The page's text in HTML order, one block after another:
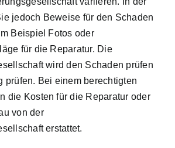
jedoch Beweise für den Schaden
Beispiel Fotos oder
für die Reparatur. Die
wird den Schaden prüfen
prüfen. Bei einem berechtigten
die Kosten für die Reparatur oder
von der
erstattet.